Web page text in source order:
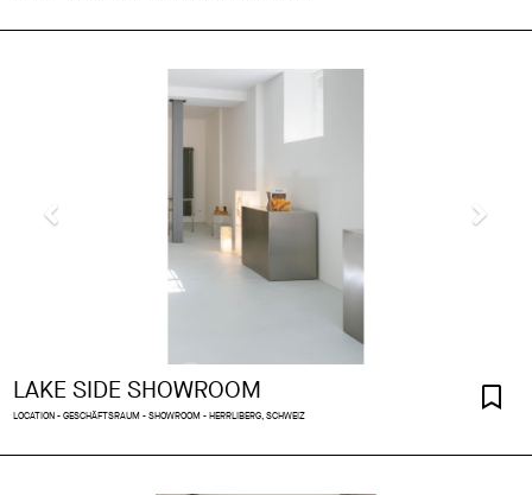
LAKE SIDE SHOWROOM
LOCATION - GESCHÄFTSRAUM - SHOWROOM - HERRLIBERG, SCHWEIZ